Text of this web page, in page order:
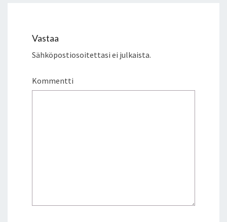
Vastaa
Sähköpostiosoitettasi ei julkaista.
Kommentti